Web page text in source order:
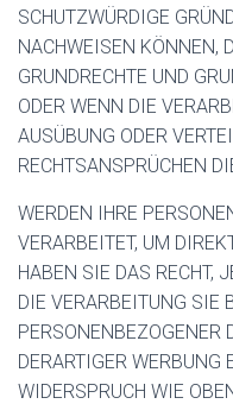
SCHUTZWÜRDIGE
NACHWEISEN KÖNNEN,
GRUNDRECHTE UND
ODER WENN DIE
AUSÜBUNG ODER
RECHTSANSPRÜCHEN
WERDEN IHRE
VERARBEITET, UM
HABEN SIE DAS RECHT,
DIE VERARBEITUNG SIE
PERSONENBEZOGENER
DERARTIGER WERBUNG
WIDERSPRUCH WIE